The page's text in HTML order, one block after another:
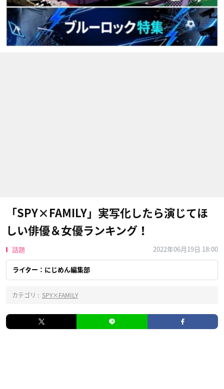
「SPY×FAMILY」実写化したら演じてほ
しい俳優＆女優ランキング！
話題 2022年06月19日 18:00
ライター：にじめん編集部
カテゴリ : SPY×FAMILY